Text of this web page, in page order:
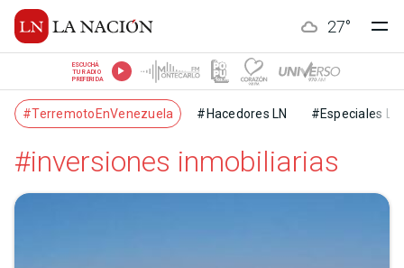
27°
ESCUCHÁ
TU RADIO
PREFERIDA
#TerremotoEnVenezuela #Hacedores LN #Especiales LN
#inversiones inmobiliarias